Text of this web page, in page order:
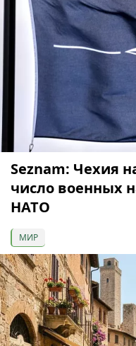
Seznam: Чехия
число военных
НАТО
МИР